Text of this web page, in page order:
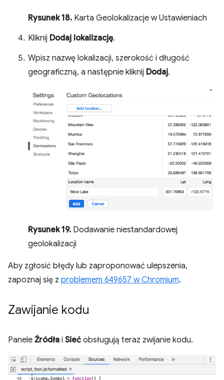
Rysunek 18. Karta Geolokalizacje w Ustawieniach
Kliknij Dodaj lokalizację.
Wpisz nazwę lokalizacji, szerokość i długość
geograficzną, a następnie kliknij Dodaj.
Rysunek 19. Dodawanie niestandardowej
geolokalizacji
Aby zgłosić błędy lub zaproponować ulepszenia,
zapoznaj się z problemem 649657 w Chromium.
Zawijanie kodu
Panele Źródła i Sieć obsługują teraz zwijanie kodu.